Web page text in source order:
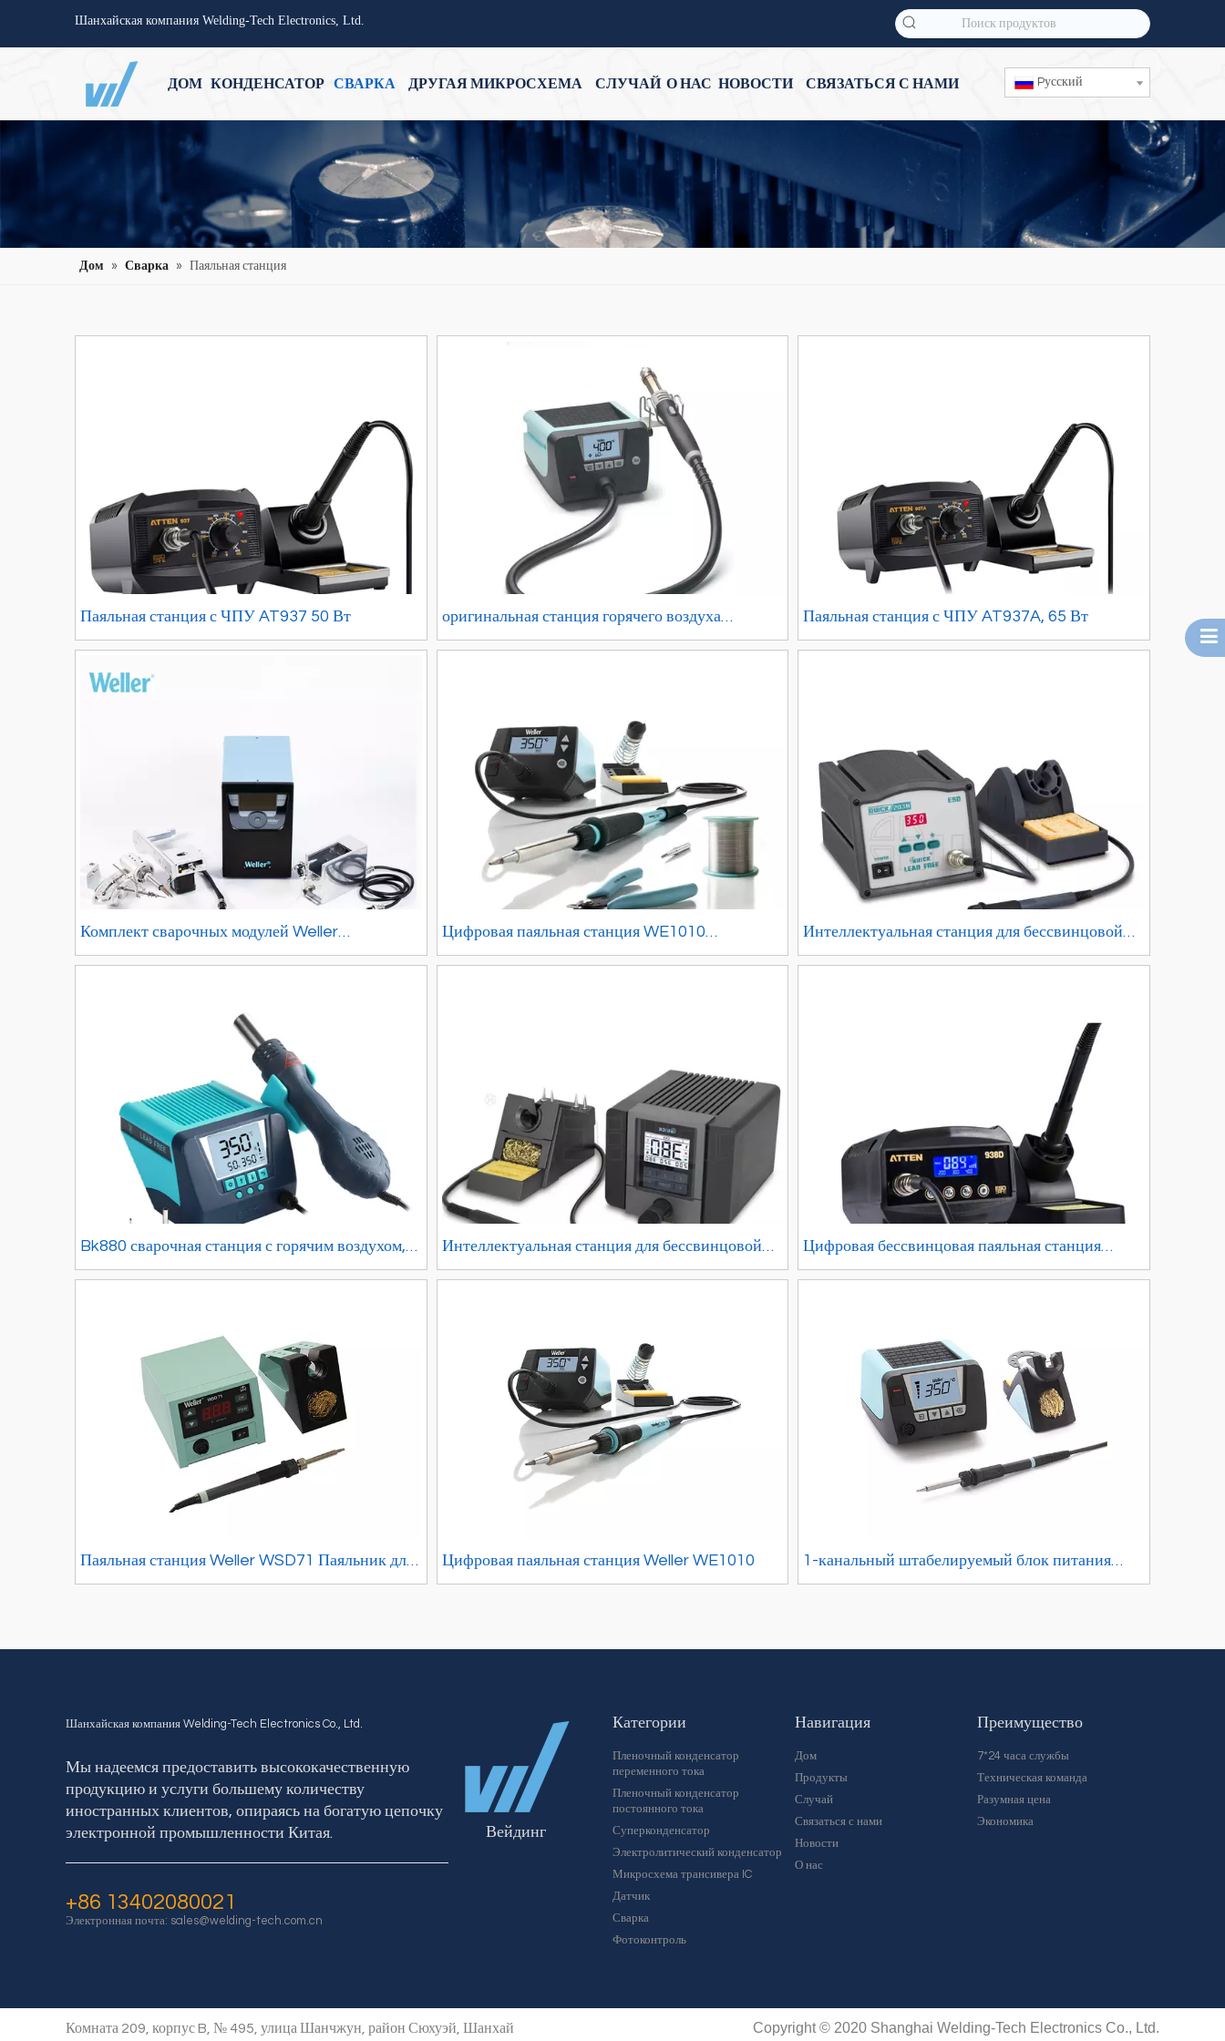
Шанхайская компания Welding-Tech Electronics, Ltd.
ДОМ КОНДЕНСАТОР СВАРКА ДРУГАЯ МИКРОСХЕМА СЛУЧАЙ О НАС НОВОСТИ СВЯЗАТЬСЯ С НАМИ Pусский
Дом » Сварка » Паяльная станция
Паяльная станция с ЧПУ AT937 50 Вт
оригинальная станция горячего воздуха
WELLER WTHA1 заменяет WHA 900
Паяльная станция с ЧПУ AT937A, 65 Вт
Комплект сварочных модулей Weller
Automation wxr200
Цифровая паяльная станция WE1010
Education Kit
Интеллектуальная станция для бессвинцовой
пайки QUICK 203H
Bk880 сварочная станция с горячим воздухом,
550 Вт, высокочастотный электрический утюг с
Интеллектуальная станция для бессвинцовой
пайки QUICK TS2200
Цифровая бессвинцовая паяльная станция
AT938D, 60 Вт
Паяльная станция Weller WSD71 Паяльник для
обслуживания мобильных телефонов
Цифровая паяльная станция Weller WE1010
1-канальный штабелируемый блок питания
серии WT с паяльником WSP80 и защитной
Шанхайская компания Welding-Tech Electronics Co., Ltd.
Мы надеемся предоставить высококачественную
продукцию и услуги большему количеству
иностранных клиентов, опираясь на богатую цепочку
электронной промышленности Китая.
+86 13402080021
Электронная почта: sales@welding-tech.com.cn
Вейдинг
Категории
Пленочный конденсатор
переменного тока
Пленочный конденсатор
постоянного тока
Суперконденсатор
Электролитический конденсатор
Микросхема трансивера IC
Датчик
Сварка
Фотоконтроль
Навигация
Дом
Продукты
Случай
Связаться с нами
Новости
О нас
Преимущество
7*24 часа службы
Техническая команда
Разумная цена
Экономика
Комната 209, корпус B, № 495, улица Шанчжун, район Сюхуэй, Шанхай Copyright © 2020 Shanghai Welding-Tech Electronics Co., Ltd.